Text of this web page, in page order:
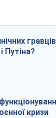
Путіна?
кризи